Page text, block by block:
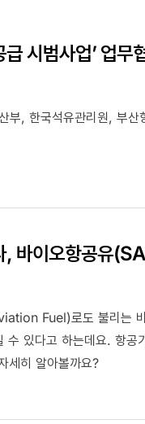
시범사업’ 업무
부, 한국석유관리원, 부
, 바이오항공유
Fuel)로도 불리는
있다고 하는데요. 항공
세히 알아볼까요?